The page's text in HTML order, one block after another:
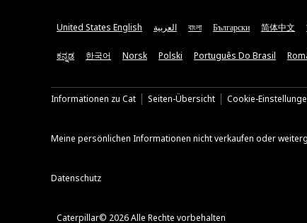
United States English العربية বাংলা Български 简体中文
ಕನ್ನಡ 한국어 Norsk Polski Português Do Brasil
Informationen zu Cat Seiten-Übersicht Cookie-
Meine persönlichen Informationen nicht verkaufen oder
Datenschutz
Caterpillar© 2026 Alle Rechte vorbehalten